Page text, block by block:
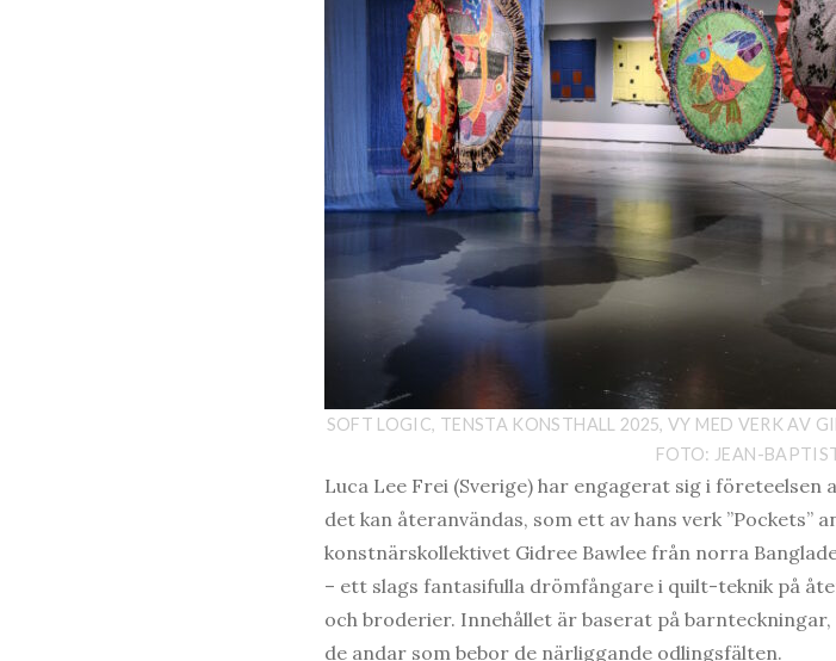
SOFT LOGIC, TENSTA KONSTHALL 2025, VY MED VERK AV
FOTO: JEAN-
Luca Lee Frei (Sverige) har engagerat sig i
det kan återanvändas, som ett av hans verk ”Pockets”
konstnärskollektivet Gidree Bawlee från norra
– ett slags fantasifulla drömfångare i quilt-teknik på
och broderier. Innehållet är baserat på
de andar som bebor de närliggande odlingsfälten.